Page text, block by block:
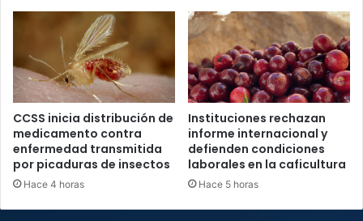
CCSS inicia distribución de
medicamento contra
enfermedad transmitida
por picaduras de insectos
Hace 4 horas
Instituciones rechazan
informe internacional y
defienden condiciones
laborales en la caficultura
Hace 5 horas